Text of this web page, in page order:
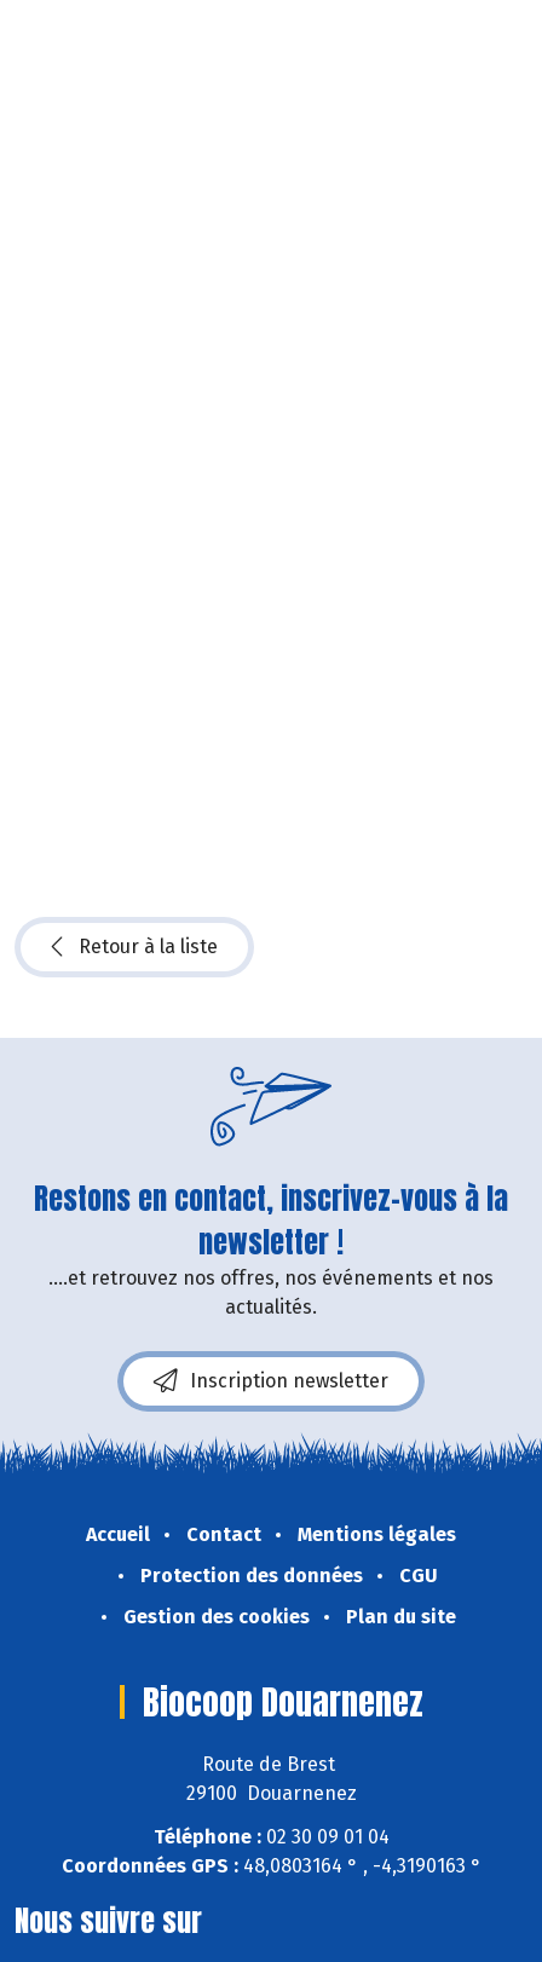
Retour à la liste
Restons en contact, inscrivez-vous à la
newsletter !
....et retrouvez nos offres, nos événements et nos
actualités.
Inscription newsletter
Accueil Contact
Mentions légales
Protection des données
CGU
Gestion des cookies
Plan du site
Biocoop Douarnenez
Route de Brest
29100 Douarnenez
Téléphone :02 30 09 01 04
Coordonnées GPS :48,0803164 ° , -4,3190163 °
Nous suivre sur